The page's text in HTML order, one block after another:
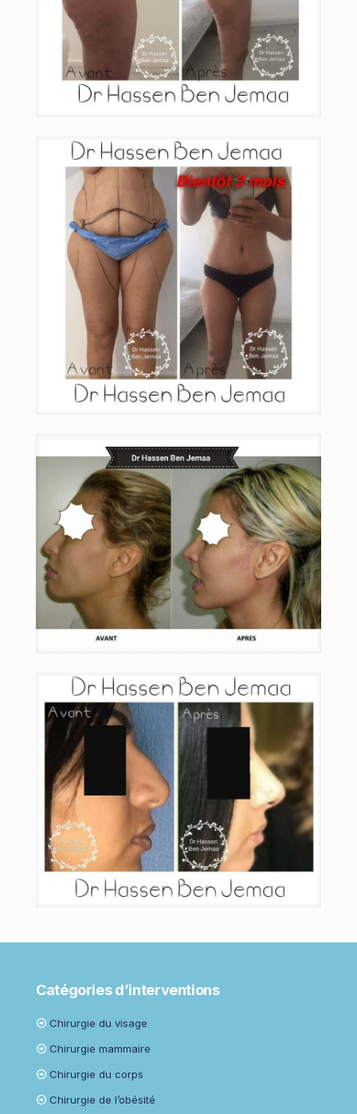
Catégories d’interventions
Chirurgie du visage
Chirurgie mammaire
Chirurgie du corps
Chirurgie de l’obésité